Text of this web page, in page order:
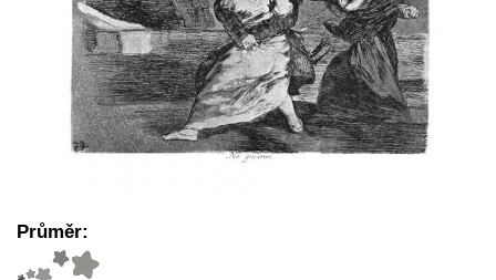
Průměr: